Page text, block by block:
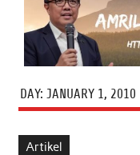
DAY: JANUARY 1, 2010
Artikel